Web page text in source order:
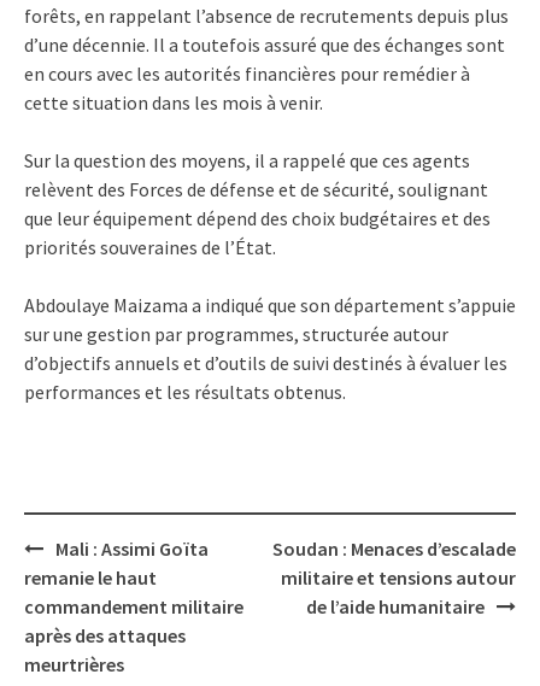
forêts, en rappelant l’absence de recrutements depuis plus
d’une décennie. Il a toutefois assuré que des échanges sont
en cours avec les autorités financières pour remédier à
cette situation dans les mois à venir.
Sur la question des moyens, il a rappelé que ces agents
relèvent des Forces de défense et de sécurité, soulignant
que leur équipement dépend des choix budgétaires et des
priorités souveraines de l’État.
Abdoulaye Maizama a indiqué que son département s’appuie
sur une gestion par programmes, structurée autour
d’objectifs annuels et d’outils de suivi destinés à évaluer les
performances et les résultats obtenus.
Post
navigation
Mali : Assimi Goïta
remanie le haut
commandement militaire
après des attaques
meurtrières
Soudan : Menaces d’escalade
militaire et tensions autour
de l’aide humanitaire